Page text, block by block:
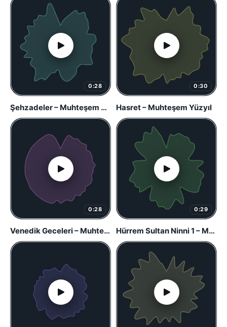
0:28
Şehzadeler – Muhteşem Yüzyıl
0:30
Hasret – Muhteşem Yüzyıl
0:28
Venedik Geceleri – Muhteşem Yüzyıl
0:29
Hürrem Sultan Ninni 1 – Muhteşem Yüzyıl